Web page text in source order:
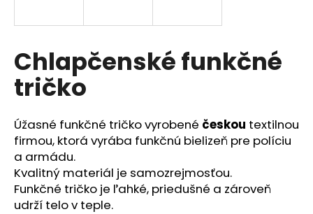
Chlapčenské funkčné
tričko
Úžasné funkčné tričko vyrobené českou textilnou
firmou, ktorá vyrába funkčnú bielizeň pre políciu
a armádu.
Kvalitný materiál je samozrejmosťou.
Funkčné tričko je ľahké, priedušné a zároveň
udrží telo v teple.
s
ť
?